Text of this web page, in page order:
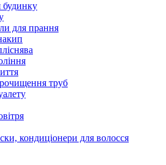
будинку
для прання
труб
кондиціонери для волосся